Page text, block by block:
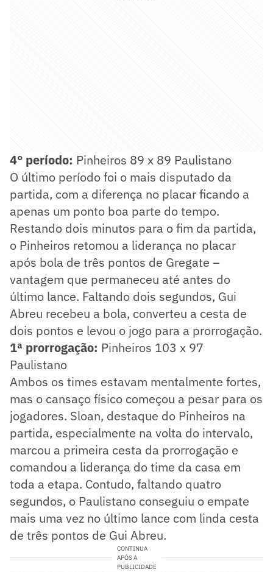
4° período: Pinheiros 89 x 89 Paulistano
O último período foi o mais disputado da
partida, com a diferença no placar ficando a
apenas um ponto boa parte do tempo.
Restando dois minutos para o fim da partida,
o Pinheiros retomou a liderança no placar
após bola de três pontos de Gregate –
vantagem que permaneceu até antes do
último lance. Faltando dois segundos, Gui
Abreu recebeu a bola, converteu a cesta de
dois pontos e levou o jogo para a prorrogação.
1ª prorrogação: Pinheiros 103 x 97
Paulistano
Ambos os times estavam mentalmente fortes,
mas o cansaço físico começou a pesar para os
jogadores. Sloan, destaque do Pinheiros na
partida, especialmente na volta do intervalo,
marcou a primeira cesta da prorrogação e
comandou a liderança do time da casa em
toda a etapa. Contudo, faltando quatro
segundos, o Paulistano conseguiu o empate
mais uma vez no último lance com linda cesta
de três pontos de Gui Abreu.
CONTINUA
APÓS A
PUBLICIDADE